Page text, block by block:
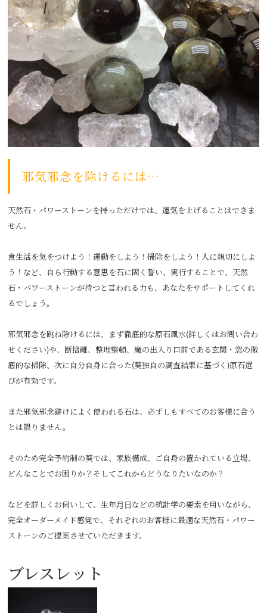
邪気邪念を除けるには…
天然石・パワーストーンを持っただけでは、運気を上げることはできま
せん。
食生活を気をつけよう！運動をしよう！掃除をしよう！人に親切にしよ
う！など、自ら行動する意思を石に固く誓い、実行することで、天然
石・パワーストーンが持つと言われる力も、あなたをサポートしてくれ
るでしょう。
邪気邪念を跳ね除けるには、まず徹底的な原石風水(詳しくはお問い合わ
せください)や、断捨離、整理整頓、魔の出入り口前である玄関・窓の徹
底的な掃除、次に自分自身に合った(葵独自の調査結果に基づく)原石選
びが有効です。
また邪気邪念避けによく使われる石は、必ずしもすべてのお客様に合う
とは限りません。
そのため完全予約制の葵では、家族構成、ご自身の置かれている立場、
どんなことでお困りか？そしてこれからどうなりたいなのか？
などを詳しくお伺いして、生年月日などの統計学の要素を用いながら、
完全オーダーメイド感覚で、それぞれのお客様に最適な天然石・パワー
ストーンのご提案させていただきます。
ブレスレット